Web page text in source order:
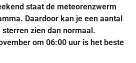
staat de meteorenzwerm
Daardoor kan je een aantal
zien dan normaal.
om 06:00 uur is het beste